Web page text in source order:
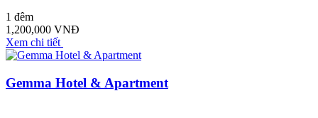
1 đêm
1,200,000 VNĐ
Xem chi tiết
Gemma Hotel & Apartment